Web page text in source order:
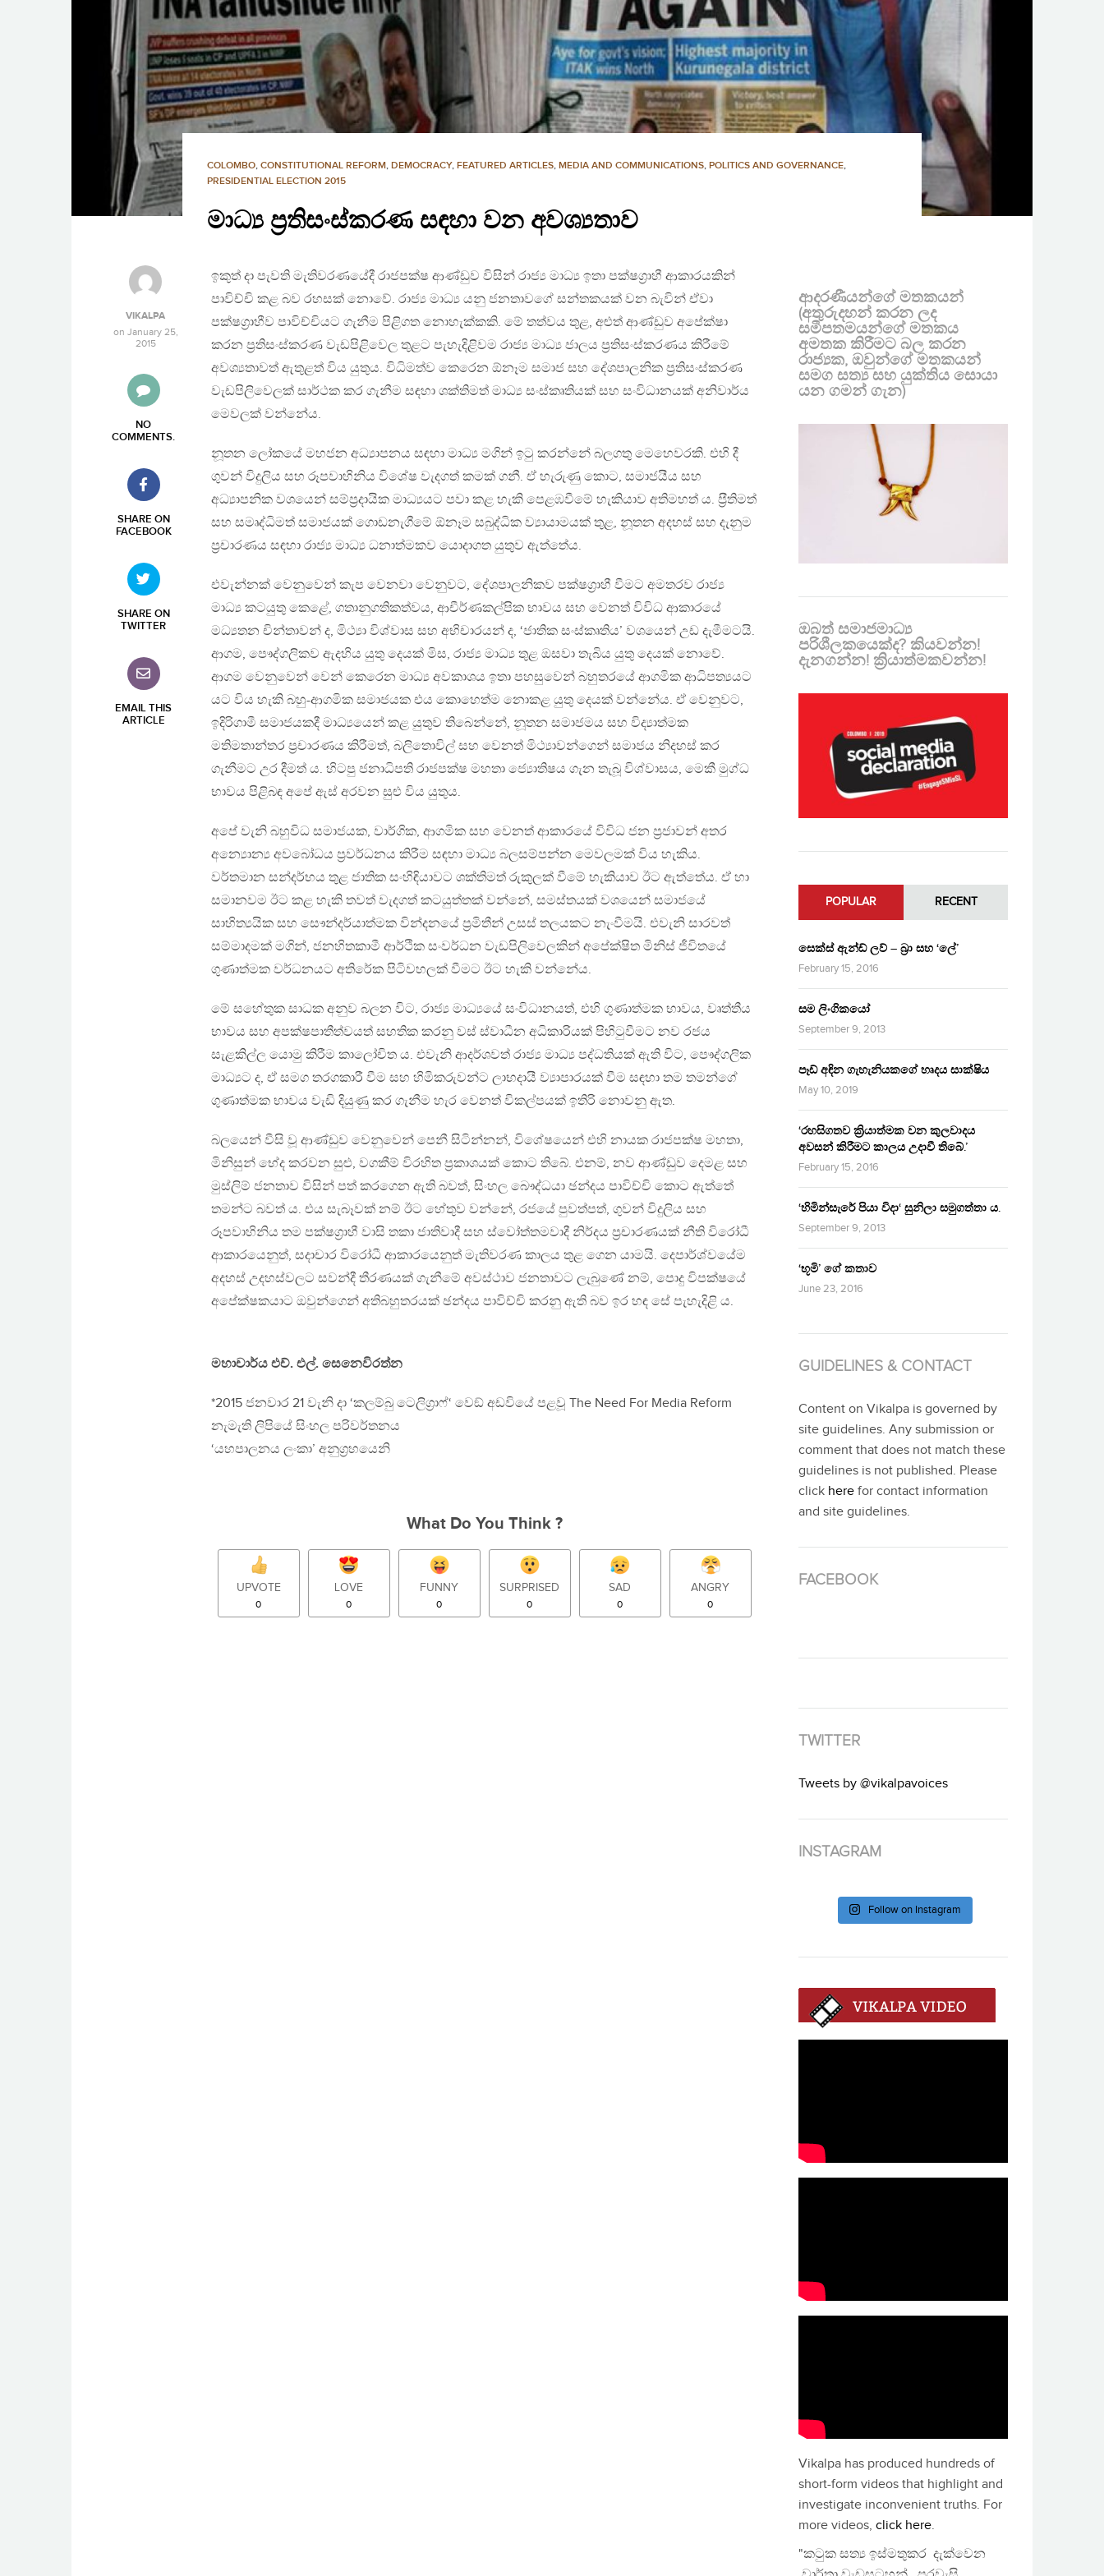
COLOMBO, CONSTITUTIONAL REFORM, DEMOCRACY, FEATURED ARTICLES, MEDIA AND COMMUNICATIONS, POLITICS AND GOVERNANCE,
PRESIDENTIAL ELECTION 2015
මාධ්‍ය ප‍්‍රතිසංස්කරණ සඳහා වන අවශ්‍යතාව
VIKALPA
on January 25,
2015
NO
COMMENTS.
SHARE ON
FACEBOOK
SHARE ON
TWITTER
EMAIL THIS
ARTICLE
ඉකුත් දා පැවති මැතිවරණයේදී රාජපක්ෂ ආණ්ඩුව විසින් රාජ්‍ය මාධ්‍ය ඉතා පක්ෂග‍්‍රාහී ආකාරයකින්
පාවිච්චි කළ බව රහසක් නොවේ. රාජ්‍ය මාධ්‍ය යනු ජනතාවගේ සන්තකයක් වන බැවින් ඒවා
පක්ෂග‍්‍රාහීව පාවිච්චියට ගැනීම පිළිගත නොහැක්කකි. මේ තත්වය තුළ, අළුත් ආණ්ඩුව අපේක්ෂා
කරන ප‍්‍රතිසංස්කරණ වැඩපිළිවෙල තුළට පැහැදිළිවම රාජ්‍ය මාධ්‍ය ජාලය ප‍්‍රතිසංස්කරණය කිරීමේ
අවශ්‍යතාවත් ඇතුළත් විය යුතුය. විධිමත්ව කෙරෙන ඕනෑම සමාජ සහ දේශපාලනික ප‍්‍රතිසංස්කරණ
වැඩපිලිවෙලක් සාර්ථක කර ගැනීම සඳහා ශක්තිමත් මාධ්‍ය සංස්කෘතියක් සහ සංවිධානයක් අනිවාර්ය
මෙවලක් වන්නේය.
නූතන ලෝකයේ මහජන අධ්‍යාපනය සඳහා මාධ්‍ය මගින් ඉටු කරන්නේ බලගතු මෙහෙවරකි. එහි දී
ගුවන් විදුලිය සහ රූපවාහිනිය විශේෂ වැදගත් කමක් ගනී. ඒ හැරුණු කොට, සමාජයීය සහ
අධ්‍යාපනික වශයෙන් සම්ප‍්‍රදායික මාධ්‍යයට පවා කළ හැකි පෙළඹවීමේ හැකියාව අතිමහත් ය. ප‍්‍රීතිමත්
සහ සමෘද්ධිමත් සමාජයක් ගොඩනැගීමේ ඕනෑම සබුද්ධික ව්‍යායාමයක් තුළ, නූතන අදහස් සහ දැනුම
ප‍්‍රචාරණය සඳහා රාජ්‍ය මාධ්‍ය ධනාත්මකව යොදාගත යුතුව ඇත්තේය.
එවැන්නක් වෙනුවෙන් කැප වෙනවා වෙනුවට, දේශපාලනිකව පක්ෂග‍්‍රාහී වීමට අමතරව රාජ්‍ය
මාධ්‍ය කටයුතු කෙළේ, ගතානුගතිකත්වය, ආචීර්ණකල්පික භාවය සහ වෙනත් විවිධ ආකාරයේ
මධ්‍යතන චින්තාවන් ද, මිථ්‍යා විශ්වාස සහ අභිචාරයන් ද, ‘ජාතික සංස්කෘතිය’ වශයෙන් උඩ දැමීමටයි.
ආගම, පෞද්ගලිකව ඇදහිය යුතු දෙයක් මිස, රාජ්‍ය මාධ්‍ය තුළ ඔසවා තැබිය යුතු දෙයක් නොවේ.
ආගම වෙනුවෙන් වෙන් කෙරෙන මාධ්‍ය අවකාශය ඉතා පහසුවෙන් බහුතරයේ ආගමික ආධිපත්‍යයට
යට විය හැකි බහු-ආගමික සමාජයක එය කොහෙත්ම නොකළ යුතු දෙයක් වන්නේය. ඒ වෙනුවට,
ඉදිරිගාමී සමාජයකදී මාධ්‍යයෙන් කළ යුතුව තිබෙන්නේ, නූතන සමාජමය සහ විද්‍යාත්මක
මතිමතාන්තර ප‍්‍රචාරණය කිරීමත්, බලිතොවිල් සහ වෙනත් මිථ්‍යාවන්ගෙන් සමාජය නිදහස් කර
ගැනීමට උර දීමත් ය. හිටපු ජනාධිපති රාජපක්ෂ මහතා ජ්‍යොතිෂය ගැන තැබූ විශ්වාසය, මෙකී මුග්ධ
භාවය පිළිබඳ අපේ ඇස් අරවන සුළු විය යුතුය.
අපේ වැනි බහුවිධ සමාජයක, වාර්ගික, ආගමික සහ වෙනත් ආකාරයේ විවිධ ජන ප‍්‍රජාවන් අතර
අන්‍යොන්‍ය අවබෝධය ප‍්‍රවර්ධනය කිරීම සඳහා මාධ්‍ය බලසම්පන්න මෙවලමක් විය හැකිය.
වර්තමාන සන්දර්භය තුළ ජාතික සංහිඳියාවට ශක්තිමත් රුකුලක් වීමේ හැකියාව ඊට ඇත්තේය. ඒ හා
සමානවම ඊට කළ හැකි තවත් වැදගත් කටයුත්තක් වන්නේ, සමස්තයක් වශයෙන් සමාජයේ
සාහිත්‍යයික සහ සෞන්දර්යාත්මක වින්දනයේ ප‍්‍රමිතීන් උසස් තලයකට නැංවීමයි. එවැනි සාරවත්
සම්මාදමක් මගින්, ජනහිතකාමී ආර්ථික සංවර්ධන වැඩපිලිවෙලකින් අපේක්ෂිත මිනිස් ජීවිතයේ
ගුණාත්මක වර්ධනයට අතිරේක පිටිවහලක් වීමට ඊට හැකි වන්නේය.
මේ සහේතුක සාධක අනුව බලන විට, රාජ්‍ය මාධ්‍යයේ සංවිධානයත්, එහි ගුණාත්මක භාවය, වෘත්තීය
භාවය සහ අපක්ෂපාතීත්වයත් සහතික කරනු වස් ස්වාධීන අධිකාරියක් පිහිටුවීමට නව රජය
සැළකිල්ල යොමු කිරීම කාලෝචිත ය. එවැනි ආදර්ශවත් රාජ්‍ය මාධ්‍ය පද්ධතියක් ඇති විට, පෞද්ගලික
මාධ්‍යට ද, ඒ සමග තරගකාරී වීම සහ හිමිකරුවන්ට ලාභදායී ව්‍යාපාරයක් වීම සඳහා තම තමන්ගේ
ගුණාත්මක භාවය වැඩි දියුණු කර ගැනීම හැර වෙනත් විකල්පයක් ඉතිරි නොවනු ඇත.
බලයෙන් වීසි වූ ආණ්ඩුව වෙනුවෙන් පෙනී සිටින්නන්, විශේෂයෙන් එහි නායක රාජපක්ෂ මහතා,
මිනිසුන් භේද කරවන සුළු, වගකීම් විරහිත ප‍්‍රකාශයක් කොට තිබේ. එනම්, නව ආණ්ඩුව දෙමළ සහ
මුස්ලිම් ජනතාව විසින් පත් කරගෙන ඇති බවත්, සිංහල බෞද්ධයා ඡන්දය පාවිච්චි කොට ඇත්තේ
තමන්ට බවත් ය. එය සැබෑවක් නම් ඊට හේතුව වන්නේ, රජයේ පුවත්පත්, ගුවන් විදුලිය සහ
රූපවාහිනිය තම පක්ෂග‍්‍රාහී වාසි තකා ජාතිවාදී සහ ස්වෝත්තමවාදී නිර්දය ප‍්‍රචාරණයක් නීති විරෝධී
ආකාරයෙනුත්, සදාචාර විරෝධී ආකාරයෙනුත් මැතිවරණ කාලය තුළ ගෙන යාමයි. දෙපාර්ශ්වයේම
අදහස් උදහස්වලට සවන්දී තීරණයක් ගැනීමේ අවස්ථාව ජනතාවට ලැබුණේ නම්, පොදු විපක්ෂයේ
අපේක්ෂකයාට ඔවුන්ගෙන් අතිබහුතරයක් ඡන්දය පාවිච්චි කරනු ඇති බව ඉර හඳ සේ පැහැදිළි ය.
මහාචාර්ය එච්. එල්. සෙනෙවිරත්න
*2015 ජනවාර 21 වැනි දා ‘කලම්බු ටෙලිග‍්‍රාෆ්‘ වෙඞ් අඩවියේ පළවූ The Need For Media Reform
නැමැති ලිපියේ සිංහල පරිවර්තනය
‘යහපාලනය ලංකා’ අනුග‍්‍රහයෙනි
What Do You Think ?
UPVOTE
0
LOVE
0
FUNNY
0
SURPRISED
0
SAD
0
ANGRY
0
ආදරණීයන්ගේ මතකයන්
(අතුරුදහන් කරන ලද
සමීපතමයන්ගේ මතකය
අමතක කිරීමට බල කරන
රාජ්‍යක, ඔවුන්ගේ මතකයන්
සමග සත්‍ය සහ යුක්තිය සොයා
යන ගමන් ගැන)
ඔබත් සමාජමාධ්‍ය
පරිශීලකයෙක්ද? කියවන්න!
දැනගන්න! ක්‍රියාත්මකවන්න!
POPULAR RECENT
සෙක්ස් ඇන්ඩ් ලව් – බ්‍රා සහ ‘ලේ’
February 15, 2016
සම ලිංගිකයෝ
September 9, 2013
පෑඩ් අඳින ගැහැනියකගේ හෘදය සාක්ෂිය
May 10, 2019
‘රහසිගතව ක්‍රියාත්මක වන කුලවාදය
අවසන් කිරීමට කාලය උදාවී තිබේ.’
February 15, 2016
‘හිමින්සැරේ පියා විදා‘ සුනිලා සමුගත්තා ය.
September 9, 2013
‘භූමි’ ගේ කතාව
June 23, 2016
GUIDELINES & CONTACT
Content on Vikalpa is governed by
site guidelines. Any submission or
comment that does not match these
guidelines is not published. Please
click here for contact information
and site guidelines.
FACEBOOK
TWITTER
Tweets by @vikalpavoices
INSTAGRAM
Follow on Instagram
Vikalpa has produced hundreds of
short-form videos that highlight and
investigate inconvenient truths. For
more videos, click here.
"කටුක සත්‍ය ඉස්මතුකර දැක්වෙන